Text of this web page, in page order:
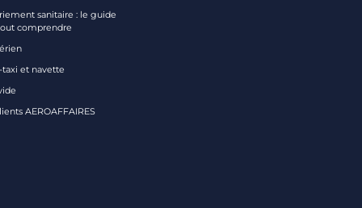
sanitaire : le guide
comprendre
taxi et navette
AEROAFFAIRES